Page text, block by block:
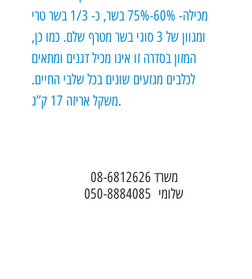
מכילה- 60%-75% בשר, כ- 1/3 בשר טרי
ומגוון של 3 סוגי בשר מטרף שלם. כמו כן,
המזון בסדרה זו אינו מכיל דגנים ומתאים
לכלבים מגזעים שונים בכל שלבי החיים.
משקל אריזה 17 ק’’ג.
משרד 08-6812626
שלומי 050-8884085